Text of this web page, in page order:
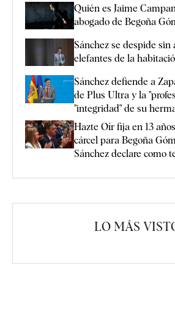
Quién es Jaime
abogado de Begoña
Sánchez se despide sin
elefantes de la
Sánchez defiende a
de Plus Ultra y la
"integridad" de su
Hazte Oír fija en 13
cárcel para Begoña
Sánchez declare como
LO MÁS